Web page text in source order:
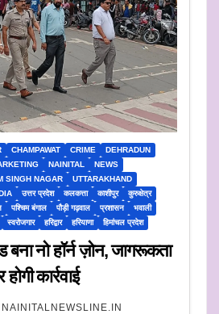
CHAMPAWAT CRIME
DEHRADUN
NAINITAL
NEWS
SINGH NAGAR
UTTARAKHAND
उत्तर प्रदेश कलकत्ता काशीपुर
कुरुक्षेत्र
पश्चिम बंगाल पौड़ी गढ़वाल प्रशासन
भवाली
स्वरोजगार हरिद्वार हरियाणा हिमांचल प्रदेश
बना नो हॉर्न ज़ोन, जागरूकता
कार्रवाई
NAINITALNEWSLINE.IN